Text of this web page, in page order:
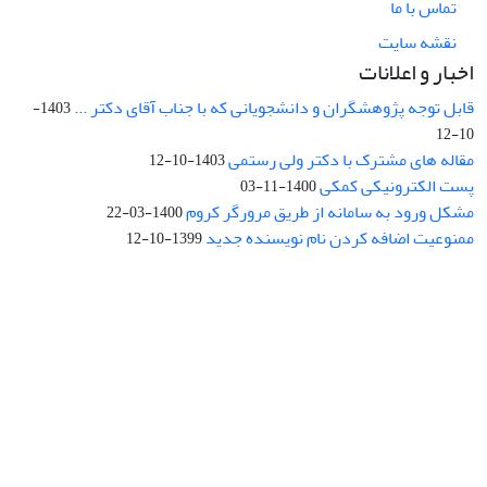
تماس با ما
نقشه سایت
اخبار و اعلانات
قابل توجه پژوهشگران و دانشجویانی که با جناب آقای دکتر ...
1403-
10-12
مقاله های مشترک با دکتر ولی رستمی1403-10-12
پست الکترونیکی کمکی1400-11-03
مشکل ورود به سامانه از طریق مرورگر کروم1400-03-22
ممنوعیت اضافه کردن نام نویسنده جدید1399-10-12